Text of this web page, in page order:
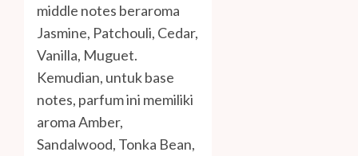
middle notes beraroma
Jasmine, Patchouli, Cedar,
Vanilla, Muguet.
Kemudian, untuk base
notes, parfum ini memiliki
aroma Amber,
Sandalwood, Tonka Bean,